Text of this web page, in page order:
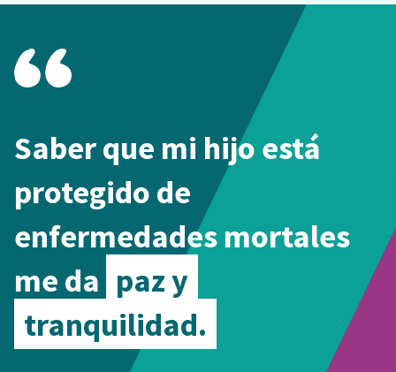
Saber que mi hijo está
protegido de
enfermedades mortales
me da paz y
tranquilidad.